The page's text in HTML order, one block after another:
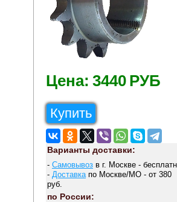
Цена: 3440 РУБ
Купить
Варианты доставки:
- Самовывозв г. Москве -
- Доставкапо Москве/МО - от 380
руб.
по России: